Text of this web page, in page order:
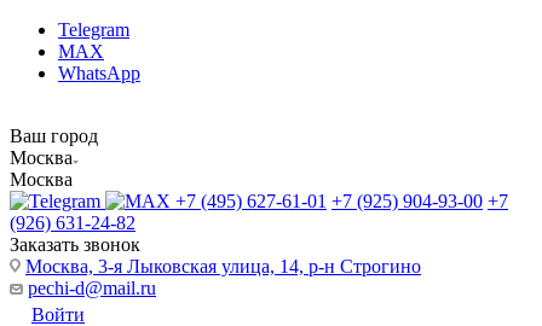
Telegram
MAX
WhatsApp
Ваш город
Москва
Москва
+7 (495) 627-61-01 +7 (925) 904-93-00 +7
(926) 631-24-82
Заказать звонок
Москва, 3-я Лыковская улица, 14, р-н Строгино
pechi-d@mail.ru
Войти